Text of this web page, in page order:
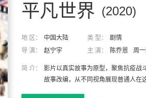
(2020)
平凡世界
地 区： 中国大陆 类 型：
剧情
导 演：
赵宁宇 主 演： 陈乔恩 周一
简 介：
影片以真实故事为原型，聚焦抗疫战
故事改编，从不同视角展现普通人在